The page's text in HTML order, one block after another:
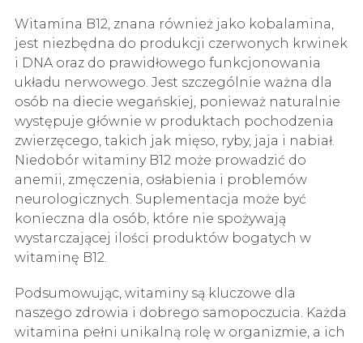
Witamina B12, znana również jako kobalamina,
jest niezbędna do produkcji czerwonych krwinek
i DNA oraz do prawidłowego funkcjonowania
układu nerwowego. Jest szczególnie ważna dla
osób na diecie wegańskiej, ponieważ naturalnie
występuje głównie w produktach pochodzenia
zwierzęcego, takich jak mięso, ryby, jaja i nabiał.
Niedobór witaminy B12 może prowadzić do
anemii, zmęczenia, osłabienia i problemów
neurologicznych. Suplementacja może być
konieczna dla osób, które nie spożywają
wystarczającej ilości produktów bogatych w
witaminę B12.
Podsumowując, witaminy są kluczowe dla
naszego zdrowia i dobrego samopoczucia. Każda
witamina pełni unikalną rolę w organizmie, a ich